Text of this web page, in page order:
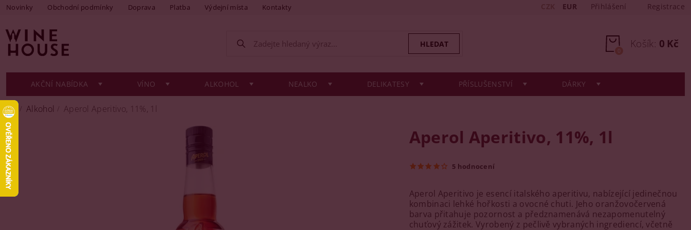
Novinky Obchodní podmínky Doprava Platba Výdejní místa Kontakty EUR Přihlášení Registrace
Košík: 0 Kč
0
AKČNÍ NABÍDKA VÍNO ALKOHOL NEALKO DELIKATESY PŘÍSLUŠENSTVÍ DÁRKY
Alkohol Aperol Aperitivo, 11%, 1l
Aperol Aperitivo, 11%, 1l
5 hodnocení
Aperol Aperitivo je esencí italského aperitivu, nabízející jedinečnou
kombinaci lehké hořkosti a ovocné chuti. Jeho oranžovočervená
barva přitahuje pozornost a předznamenává nezapomenutelný
chuťový zážitek. Vyrobený z pečlivě vybraných ingrediencí, včetně